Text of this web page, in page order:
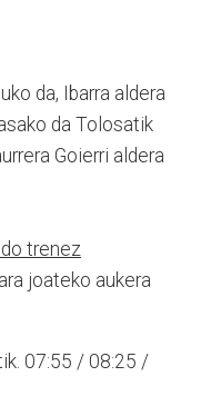
da, Ibarra aldera
da Tolosatik
Goierri aldera
trenez
joateko aukera
07:55 / 08:25 /